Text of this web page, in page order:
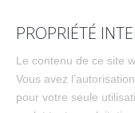
PROPRIÉTÉ
Le contenu de ce site
Vous avez
pour votre seule